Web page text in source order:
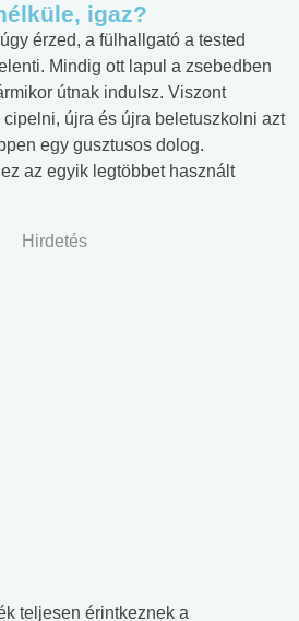
igaz?
érzed, a fülhallgató a tested
Mindig ott lapul a zsebedben
útnak indulsz. Viszont
újra és újra beletuszkolni azt
egy gusztusos dolog.
az egyik legtöbbet használt
Hirdetés
teljesen érintkeznek a